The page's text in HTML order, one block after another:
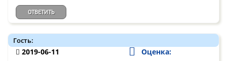
ОТВЕТИТЬ
Гость:
2019-06-11
Оценка: